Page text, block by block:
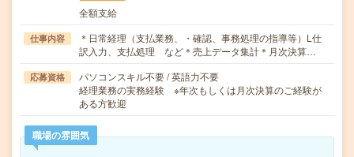
全額支給
仕事内容
＊日常経理（支払業務、・確認、事務処理の指導等）L仕
訳入力、支払処理 など＊売上データ集計＊月次決算…
応募資格
パソコンスキル不要 / 英語力不要
経理業務の実務経験 ※年次もしくは月次決算のご経験が
ある方歓迎
職場の雰囲気